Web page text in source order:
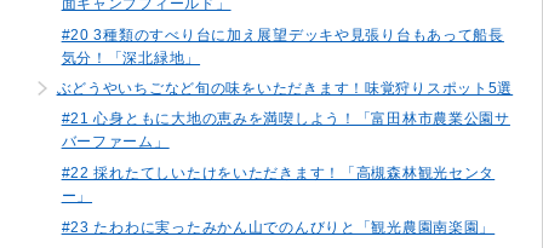
#20 3種類のすべり台に加え展望デッキや見張り台もあって船長
気分！「深北緑地」
ぶどうやいちごなど旬の味をいただきます！味覚狩りスポット5選
#21 心身ともに大地の恵みを満喫しよう！「富田林市農業公園サ
バーファーム」
#22 採れたてしいたけをいただきます！「高槻森林観光センタ
ー」
#23 たわわに実ったみかん山でのんびりと「観光農園南楽園」